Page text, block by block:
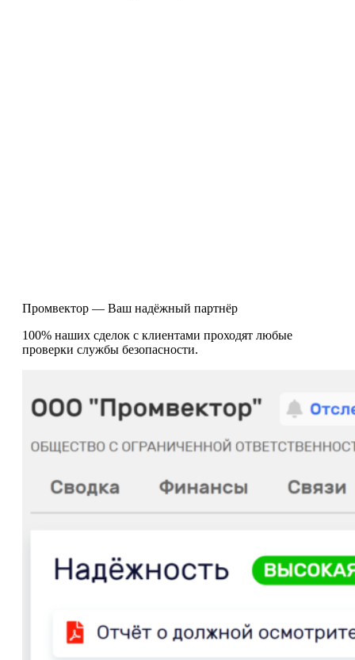
Промвектор — Ваш надёжный партнёр
100% наших сделок с клиентами проходят любые
проверки службы безопасности.